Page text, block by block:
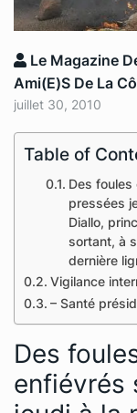
Le Magazine
Ami(e)s De La
juillet 30, 2010
Table of
Des foules
pressées
Diallo,
sortant, à
dernière
Vigilance
– Santé
Des
enfiévrés